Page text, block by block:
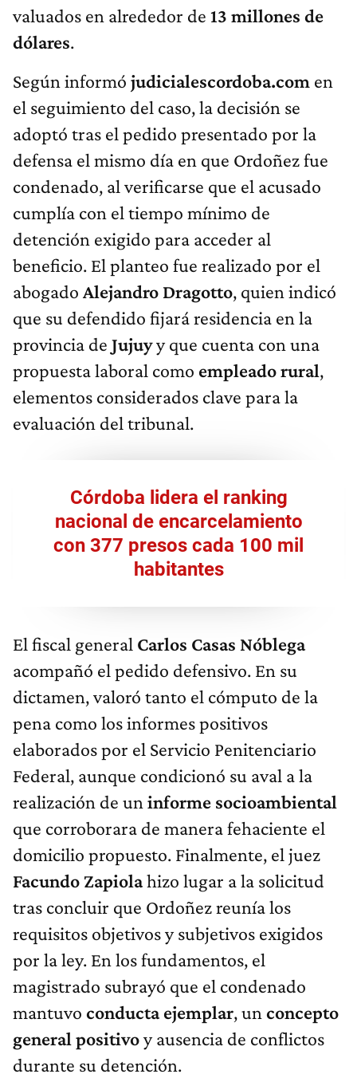
valuados en alrededor de 13 millones de
dólares.
Según informó judicialescordoba.com en
el seguimiento del caso, la decisión se
adoptó tras el pedido presentado por la
defensa el mismo día en que Ordoñez fue
condenado, al verificarse que el acusado
cumplía con el tiempo mínimo de
detención exigido para acceder al
beneficio. El planteo fue realizado por el
abogado Alejandro Dragotto, quien indicó
que su defendido fijará residencia en la
provincia de Jujuyy que cuenta con una
propuesta laboral como empleado rural,
elementos considerados clave para la
evaluación del tribunal.
Córdoba lidera el ranking
nacional de encarcelamiento
con 377 presos cada 100 mil
habitantes
El fiscal general Carlos Casas Nóblega
acompañó el pedido defensivo. En su
dictamen, valoró tanto el cómputo de la
pena como los informes positivos
elaborados por el Servicio Penitenciario
Federal, aunque condicionó su aval a la
realización de un informe socioambiental
que corroborara de manera fehaciente el
domicilio propuesto. Finalmente, el juez
Facundo Zapiolahizo lugar a la solicitud
tras concluir que Ordoñez reunía los
requisitos objetivos y subjetivos exigidos
por la ley. En los fundamentos, el
magistrado subrayó que el condenado
mantuvo conducta ejemplar, un concepto
general positivoy ausencia de conflictos
durante su detención.